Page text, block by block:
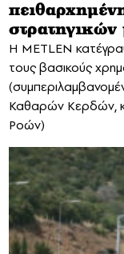
στρατηγικών
Η METLEN
τους βασικούς
Καθαρών Κερδών,
Ροών)